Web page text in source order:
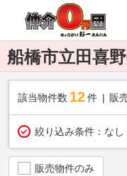
船橋市立田喜
該当物件数 12件 販
絞り込み条件： なし
販売物件のみ